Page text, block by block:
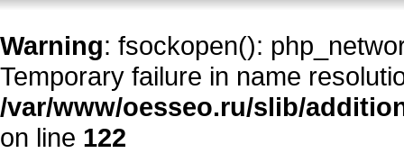
Warning: fsockopen():
Temporary failure in name
/var/www/oesseo.ru/slib/
on line 122